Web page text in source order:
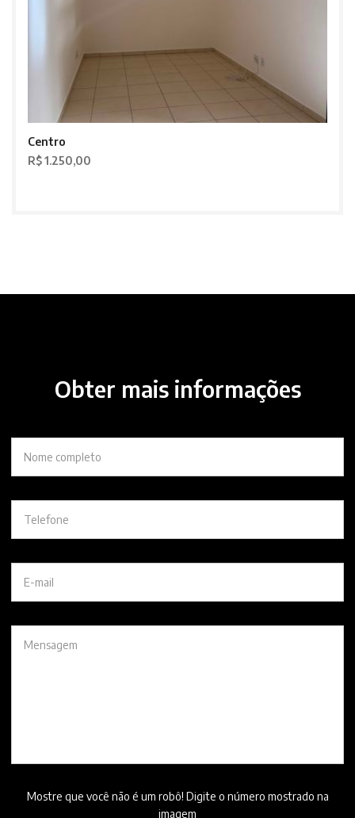
Centro
R$ 1.250,00
Obter mais informações
Mostre que você não é um robô! Digite o número mostrado na
imagem